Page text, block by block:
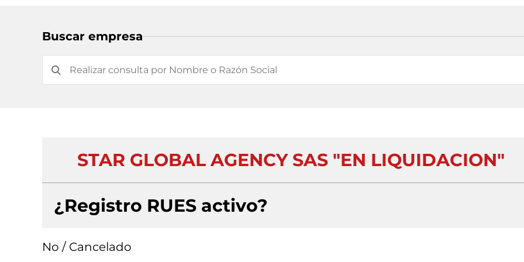
Buscar empresa
STAR GLOBAL AGENCY SAS "EN LIQUIDACION"
¿Registro RUES activo?
No / Cancelado